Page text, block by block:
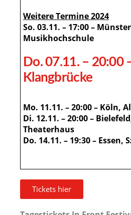
Weitere Termine 2024
So. 03.11. – 17:00 –
Musikhochschule
Do. 07.11. – 20:00
Klangbrücke
Mo. 11.11. – 20:00 – Köln,
Di. 12.11. – 20:00 –
Theaterhaus
Do. 14.11. – 19:30 – Essen,
Tickets hier